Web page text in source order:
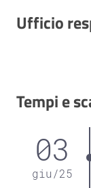
Ufficio
Tempi e
03
giu /25